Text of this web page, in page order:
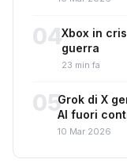
04Xbox in
guerra
23 min fa
05Grok di X
AI fuori
10 Mar 2026